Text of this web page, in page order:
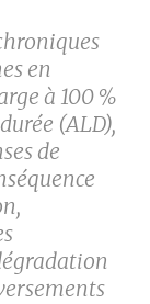
en
à 100 %
(ALD),
de